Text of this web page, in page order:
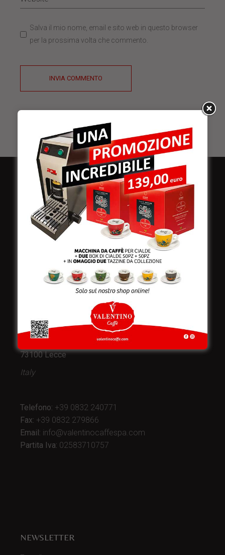
Salva il mio nome, email e sito web in questo browser
per la prossima volta che commento.
INVIA COMMENTO
Valentino Caffè Spa
Viale Croazia 8 (Z.I.)
73100 Lecce
Italy
Telefono: +39 0832 240771
Fax: +39 0832 279866
Email: info@valentinocaffespa.com
Partita Iva: 02583710757
NEWSLETTER